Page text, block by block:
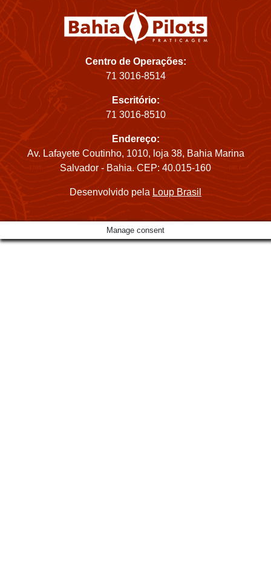
Centro de Operações:
71 3016-8514
Escritório:
71 3016-8510
Endereço:
Av. Lafayete Coutinho, 1010, loja 38, Bahia Marina
Salvador - Bahia. CEP: 40.015-160
Desenvolvido pela Loup Brasil
Manage consent